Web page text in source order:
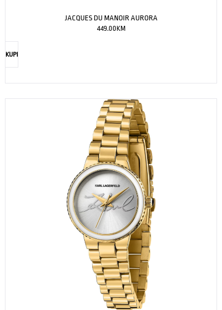
JACQUES DU MANOIR AURORA
449.00KM
KUPI